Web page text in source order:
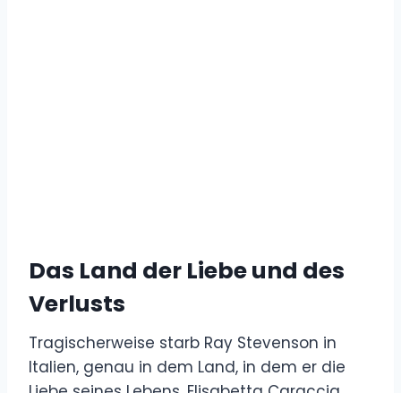
Das Land der Liebe und des
Verlusts
Tragischerweise starb Ray Stevenson in
Italien, genau in dem Land, in dem er die